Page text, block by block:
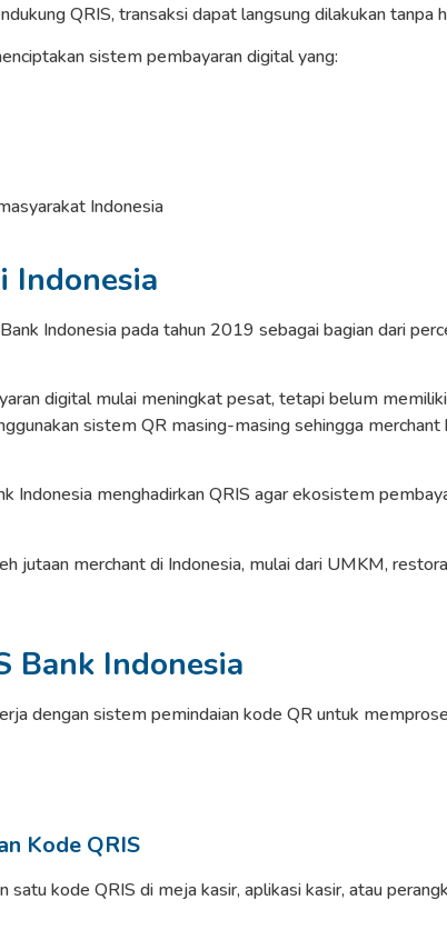
QRIS, transaksi dapat langsung dilakukan tanpa
sistem pembayaran digital yang:
Indonesia
Indonesia
Indonesia pada tahun 2019 sebagai bagian dari
digital mulai meningkat pesat, tetapi belum
sistem QR masing-masing sehingga
Indonesia menghadirkan QRIS agar ekosistem
jutaan merchant di Indonesia, mulai dari UMKM,
Bank Indonesia
dengan sistem pemindaian kode QR untuk
Kode QRIS
satu kode QRIS di meja kasir, aplikasi kasir, atau